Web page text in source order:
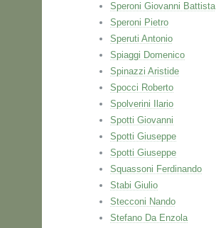
Speroni Giovanni Battista
Speroni Pietro
Speruti Antonio
Spiaggi Domenico
Spinazzi Aristide
Spocci Roberto
Spolverini Ilario
Spotti Giovanni
Spotti Giuseppe
Spotti Giuseppe
Squassoni Ferdinando
Stabi Giulio
Stecconi Nando
Stefano Da Enzola